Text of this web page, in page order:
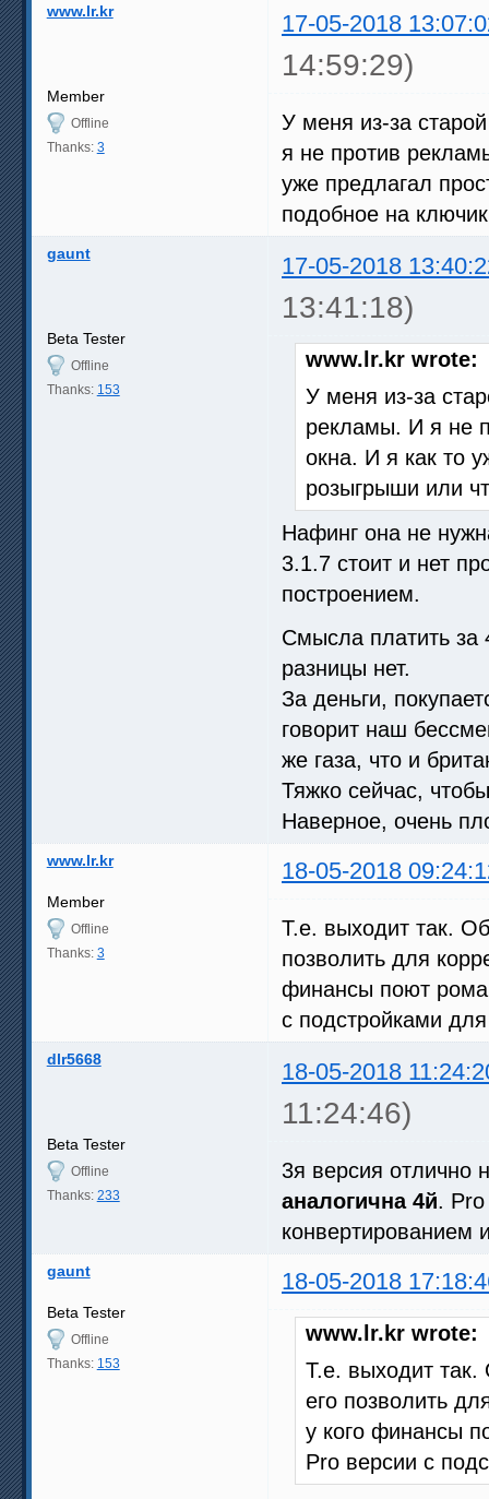
www.lr.kr 17-05-2018
14:59:29)
Member
Offline
Thanks: 3
У меня из-за
я не против
уже предлагал
подобное на
gaunt 17-05-2018
13:41:18)
Beta Tester
Offline
Thanks: 153
www.lr.kr wrote:
У меня из-за
рекламы. И я не
окна. И я как то
розыгрыши или
Нафинг она не
3.1.7 стоит и нет
построением.
Смысла платить за
разницы нет.
За деньги,
говорит наш
же газа, что и
Тяжко сейчас,
Наверное, очень
www.lr.kr 18-05-2018
Member
Offline
Thanks: 3
Т.е. выходит так.
позволить для
финансы поют
с подстройками
dlr5668 18-05-2018
11:24:46)
Beta Tester
Offline
Thanks: 233
3я версия отлично
аналогична 4й.
конвертированием
gaunt 18-05-2018
Beta Tester
Offline
Thanks: 153
www.lr.kr wrote:
Т.е. выходит так.
его позволить
у кого финансы
Pro версии с